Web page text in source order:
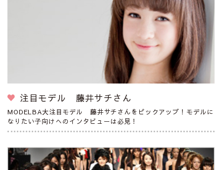
注目モデル 藤井サチさん
MODELBA大注目モデル 藤井サチさんをピックアップ！モデルに
なりたい子向けへのインタビューは必見！